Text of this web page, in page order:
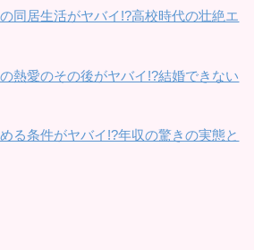
同居生活がヤバイ!?高校時代の壮絶エ
熱愛のその後がヤバイ!?結婚できない
る条件がヤバイ!?年収の驚きの実態と